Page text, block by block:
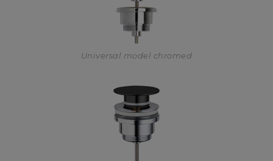
Universal model chromed